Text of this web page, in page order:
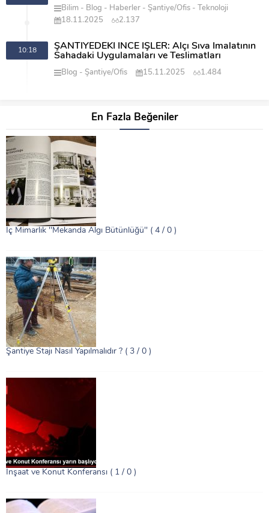
Bilim Blog Haberler Şantiye/Ofis
Teknoloji
18.11.2025
2.137
10:18
ŞANTİYEDEKİ İNCE İŞLER: Alçı Sıva İmalatının
Sahadaki Uygulamaları ve Teslimatları
Blog Şantiye/Ofis 15.11.2025 1.484
En Fazla Beğeniler
İç Mimarlık ''Mekanda Algı Bütünlüğü'' ( 4 / 0 )
Şantiye Stajı Nasıl Yapılmalıdır ? ( 3 / 0 )
İnşaat ve Konut Konferansı ( 1 / 0 )